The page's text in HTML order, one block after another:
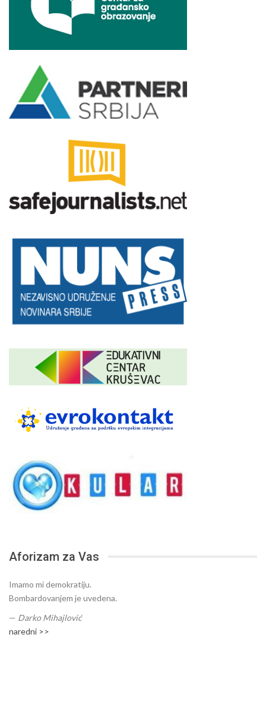
Aforizam za Vas
Imamo mi demokratiju.
Bombardovanjem je uvedena.
— Darko Mihajlović
naredni >>